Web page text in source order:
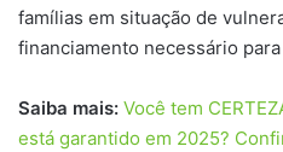
famílias em situação de
financiamento necessário
Saiba mais: Você tem
está garantido em 2025?